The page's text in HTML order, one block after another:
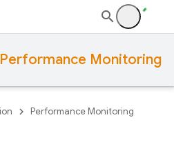
Performance Monitoring
Performance Monitoring